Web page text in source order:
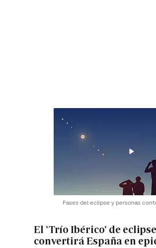
Fases del eclipse y personas
El 'Trío Ibérico' de
convertirá España en